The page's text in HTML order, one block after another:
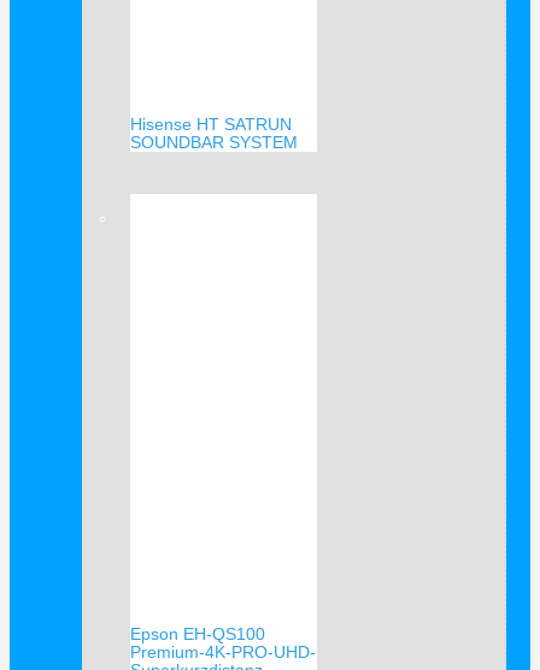
Hisense HT SATRUN
SOUNDBAR SYSTEM
Epson EH-QS100
Premium-4K-PRO-UHD-